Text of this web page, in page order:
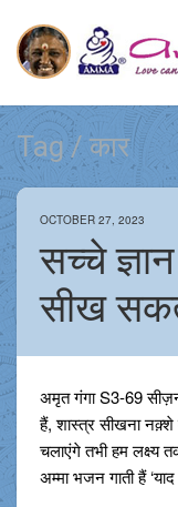
Tag / कार
OCTOBER 27, 2023
सच्चे
सीख
अमृत गंगा S3-69
हैं, शास्त्र सीखना
चलाएंगे तभी हम लक्ष्य
अम्मा भजन गाती हैं